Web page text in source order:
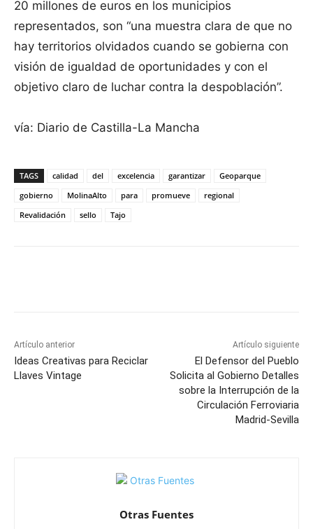
20 millones de euros en los municipios
representados, son “una muestra clara de que no
hay territorios olvidados cuando se gobierna con
visión de igualdad de oportunidades y con el
objetivo claro de luchar contra la despoblación”.
vía: Diario de Castilla-La Mancha
TAGS calidad del excelencia garantizar
Geoparque
gobierno
MolinaAlto para promueve
regional
Revalidación
sello Tajo
Artículo anterior
Ideas Creativas para Reciclar
Llaves Vintage
Artículo siguiente
El Defensor del Pueblo
Solicita al Gobierno Detalles
sobre la Interrupción de la
Circulación Ferroviaria
Madrid-Sevilla
Otras Fuentes